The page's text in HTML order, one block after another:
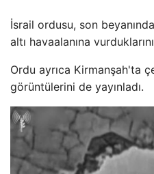
İsrail ordusu, son
altı havaalanına
Ordu ayrıca Kirmanşah'ta
görüntülerini de yayınladı.